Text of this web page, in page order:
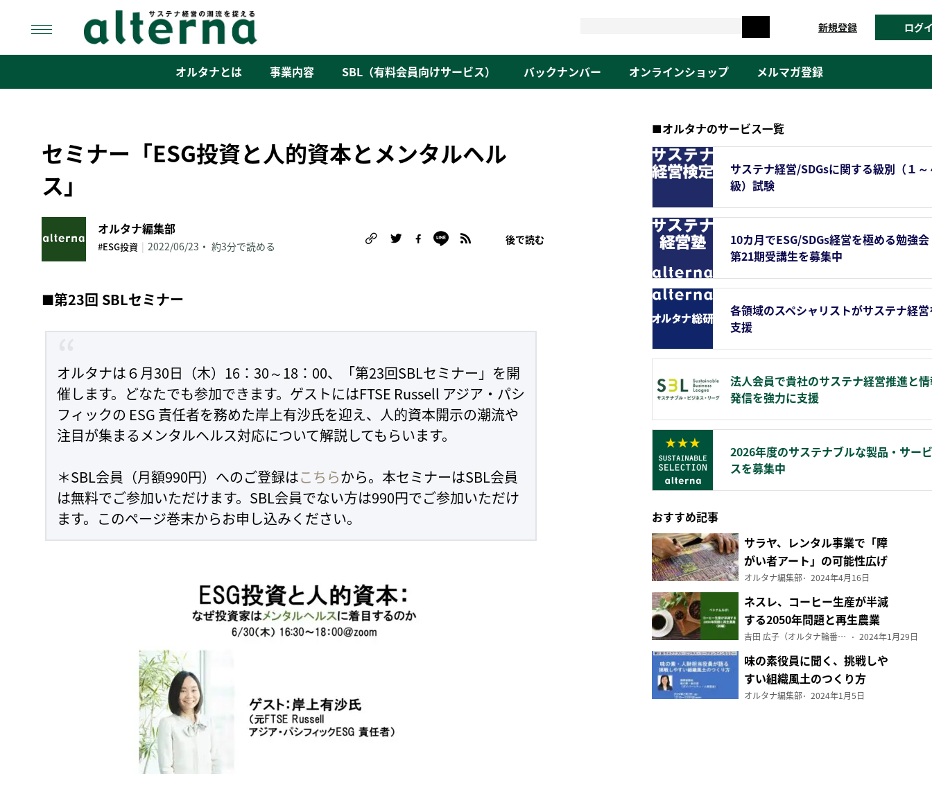
content
新規登録 ログ
オルタナとは 事業内容 SBL（有料会員向けサービス） バックナンバー オンラインショップ メルマガ登録
セミナー「ESG投資と人的資本とメンタルヘル
ス」
オルタナ編集部
#ESG投資 | 2022/06/23 約3分で読める
後で読む
■第23回 SBLセミナー
オルタナは６月30日（木）16：30～18：00、「第23回SBLセミナー」を開
催します。どなたでも参加できます。ゲストにはFTSE Russell アジア・パシ
フィックの ESG 責任者を務めた岸上有沙氏を迎え、人的資本開示の潮流や
注目が集まるメンタルヘルス対応について解説してもらいます。
＊SBL会員（月額990円）へのご登録はこちらから。本セミナーはSBL会員
は無料でご参加いただけます。SBL会員でない方は990円でご参加いただけ
ます。このページ巻末からお申し込みください。
■オルタナのサービス一覧
サステナ経営/SDGsに関する級別（１～
級）試験
10カ月でESG/SDGs経営を極める勉強
第21期受講生を募集中
各領域のスペシャリストがサステナ経
支援
法人会員で貴社のサステナ経営推進と
発信を強力に支援
2026年度のサステナブルな製品・サービ
スを募集中
おすすめ記事
サラヤ、レンタル事業で「障
がい者アート」の可能性広げ
る
オルタナ編集部 2024年4月16日
ネスレ、コーヒー生産が半減
する2050年問題と再生農業
（前編）
吉田 広子（オルタナ輪番編集長） 2024年1月29日
味の素役員に聞く、挑戦しや
すい組織風土のつくり方
オルタナ編集部 2024年1月5日